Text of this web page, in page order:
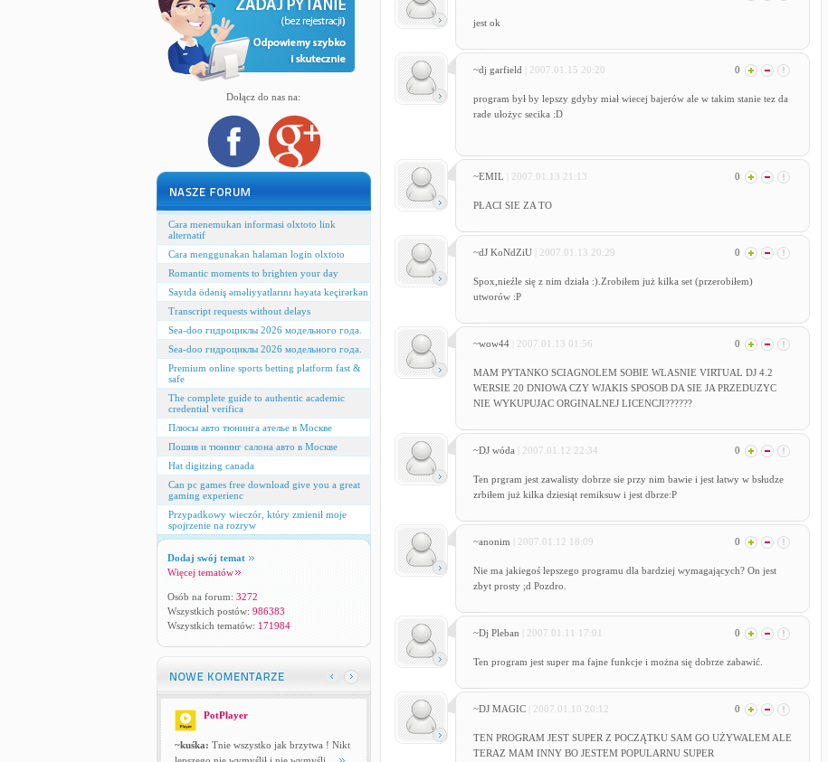
Dołącz do nas na:
Cara menemukan informasi olxtoto link
alternatif
Cara menggunakan halaman login olxtoto
Romantic moments to brighten your day
Saytda ödəniş əməliyyatlarını həyata keçirərkən
Transcript requests without delays
Sea-doo гидроциклы 2026 модельного года.
Sea-doo гидроциклы 2026 модельного года.
Premium online sports betting platform fast &
safe
The complete guide to authentic academic
credential verifica
Плюсы авто тюнинга ателье в Москве
Пошив и тюнинг салона авто в Москве
Hat digitzing canada
Can pc games free download give you a great
gaming experienc
Przypadkowy wieczór, który zmienił moje
spojrzenie na rozryw
Dodaj swój temat
Więcej tematów
Osób na forum: 3272
Wszystkich postów: 986383
Wszystkich tematów: 171984
PotPlayer
~kuśka: Tnie wszystko jak brzytwa ! Nikt
jest ok
~dj garfield | 2007.01.15 20:20 0
program był by lepszy gdyby miał wiecej bajerów ale w takim stanie tez da
rade ułożyc secika :D
~EMIL | 2007.01.13 21:13 0
PŁACI SIE ZA TO
~dJ KoNdZiU | 2007.01.13 20:29 0
Spox,nieźle się z nim działa :).Zrobiłem już kilka set (przerobiłem)
utworów :P
~wow44 | 2007.01.13 01:56 0
MAM PYTANKO SCIAGNOLEM SOBIE WLASNIE VIRTUAL DJ 4.2
WERSIE 20 DNIOWA CZY WJAKIS SPOSOB DA SIE JA PRZEDUZYC
NIE WYKUPUJAC ORGINALNEJ LICENCJI??????
~DJ wóda | 2007.01.12 22:34 0
Ten prgram jest zawalisty dobrze sie przy nim bawie i jest łatwy w bsłudze
zrbiłem już kilka dziesiąt remiksuw i jest dbrze:P
~anonim | 2007.01.12 18:09 0
Nie ma jakiegoś lepszego programu dla bardziej wymagających? On jest
zbyt prosty ;d Pozdro.
~Dj Pleban | 2007.01.11 17:01 0
Ten program jest super ma fajne funkcje i można się dobrze zabawić.
~DJ MAGIC | 2007.01.10 20:12 0
TEN PROGRAM JEST SUPER Z POCZĄTKU SAM GO UŻYWALEM ALE
TERAZ MAM INNY BO JESTEM POPULARNU SUPER